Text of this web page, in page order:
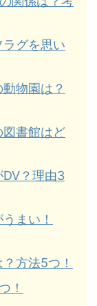
ラグを思い
物園は？
図書館はど
DV？理由3
まい！
方法5つ！
！